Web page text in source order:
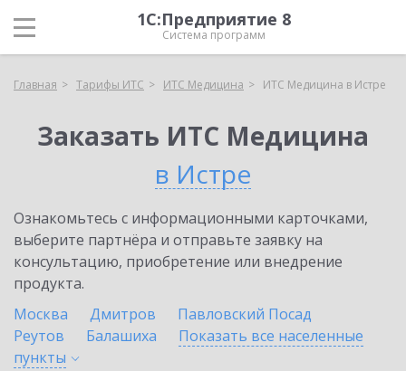
1С:Предприятие 8
Система программ
Главная Тарифы ИТС ИТС Медицина ИТС Медицина в Истре
Заказать ИТС Медицина
в Истре
Ознакомьтесь с информационными карточками,
выберите партнёра и отправьте заявку на
консультацию, приобретение или внедрение
продукта.
Москва
Дмитров
Павловский Посад
Реутов
Балашиха
Показать все населенные
пункты